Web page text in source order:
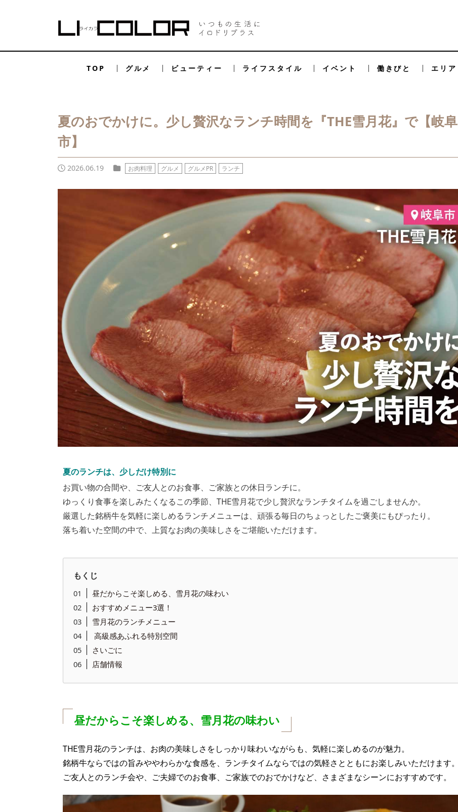
TOP グルメ ビューティー ライフスタイル イベント 働きびと エリア
夏のおでかけに。少し贅沢なランチ時間を『THE雪月花』で【岐阜
市】
2026.06.19 お肉料理 グルメ グルメPR ランチ
夏のランチは、少しだけ特別に
お買い物の合間や、ご友人とのお食事、ご家族との休日ランチに。
ゆっくり食事を楽しみたくなるこの季節、THE雪月花で少し贅沢なランチタイムを過ごしませんか。
厳選した銘柄牛を気軽に楽しめるランチメニューは、頑張る毎日のちょっとしたご褒美にもぴったり。
落ち着いた空間の中で、上質なお肉の美味しさをご堪能いただけます。
もくじ
昼だからこそ楽しめる、雪月花の味わい
おすすめメニュー3選！
雪月花のランチメニュー
高級感あふれる特別空間
さいごに
店舗情報
昼だからこそ楽しめる、雪月花の味わい
THE雪月花のランチは、お肉の美味しさをしっかり味わいながらも、気軽に楽しめるのが魅力。
銘柄牛ならではの旨みややわらかな食感を、ランチタイムならではの気軽さとともにお楽しみいただけます。
ご友人とのランチ会や、ご夫婦でのお食事、ご家族でのおでかけなど、さまざまなシーンにおすすめです。